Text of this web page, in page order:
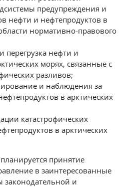
предупреждения и
нефти и нефтепродуктов в
нормативно-правового
перегрузка нефти и
морях, связанные с
разливов;
и наблюдения за
в арктических
катастрофических
в арктических
принятие
в заинтересованные
и